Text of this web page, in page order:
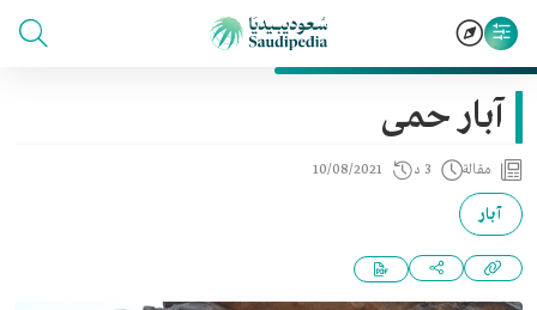
آبار حمى
مقالة 3 د 10/08/2021
آبار